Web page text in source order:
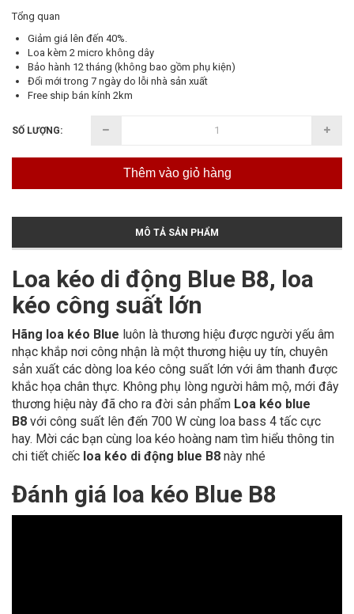
Tổng quan
Giảm giá lên đến 40%.
Loa kèm 2 micro không dây
Bảo hành 12 tháng (không bao gồm phụ kiện)
Đổi mới trong 7 ngày do lỗi nhà sản xuất
Free ship bán kính 2km
SỐ LƯỢNG:
Thêm vào giỏ hàng
MÔ TẢ SẢN PHẨM
Loa kéo di động Blue B8, loa
kéo công suất lớn
Hãng loa kéo Blue luôn là thương hiệu được người yếu âm
nhạc khắp nơi công nhận là một thương hiệu uy tín, chuyên
sản xuất các dòng loa kéo công suất lớn với âm thanh được
khắc họa chân thực. Không phụ lòng người hâm mộ, mới đây
thương hiệu này đã cho ra đời sản phẩm Loa kéo blue
B8 với công suất lên đến 700 W cùng loa bass 4 tấc cực
hay. Mời các bạn cùng loa kéo hoàng nam tìm hiểu thông tin
chi tiết chiếc loa kéo di động blue B8 này nhé
Đánh giá loa kéo Blue B8